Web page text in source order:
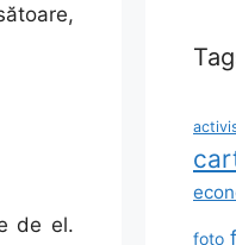
de el.
foto